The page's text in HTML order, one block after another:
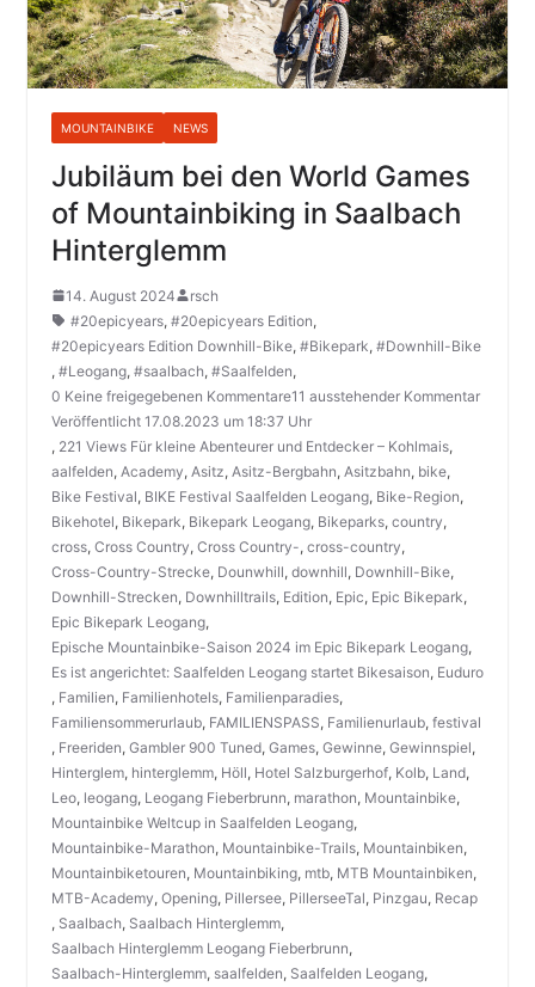
MOUNTAINBIKE NEWS
Jubiläum bei den World Games
of Mountainbiking in Saalbach
Hinterglemm
14. August 2024
rsch
#20epicyears, #20epicyears Edition,
#20epicyears Edition Downhill-Bike, #Bikepark, #Downhill-Bike
, #Leogang, #saalbach, #Saalfelden,
0 Keine freigegebenen Kommentare11 ausstehender Kommentar
Veröffentlicht 17.08.2023 um 18:37 Uhr
, 221 Views Für kleine Abenteurer und Entdecker – Kohlmais,
aalfelden, Academy, Asitz, Asitz-Bergbahn, Asitzbahn, bike,
Bike Festival, BIKE Festival Saalfelden Leogang, Bike-Region,
Bikehotel, Bikepark, Bikepark Leogang, Bikeparks, country,
cross, Cross Country, Cross Country-, cross-country,
Cross-Country-Strecke, Dounwhill, downhill, Downhill-Bike,
Downhill-Strecken, Downhilltrails, Edition, Epic, Epic Bikepark,
Epic Bikepark Leogang,
Epische Mountainbike-Saison 2024 im Epic Bikepark Leogang,
Es ist angerichtet: Saalfelden Leogang startet Bikesaison, Euduro
, Familien, Familienhotels, Familienparadies,
Familiensommerurlaub, FAMILIENSPASS, Familienurlaub, festival
, Freeriden, Gambler 900 Tuned, Games, Gewinne, Gewinnspiel,
Hinterglem, hinterglemm, Höll, Hotel Salzburgerhof, Kolb, Land,
Leo, leogang, Leogang Fieberbrunn, marathon, Mountainbike,
Mountainbike Weltcup in Saalfelden Leogang,
Mountainbike-Marathon, Mountainbike-Trails, Mountainbiken,
Mountainbiketouren, Mountainbiking, mtb, MTB Mountainbiken,
MTB-Academy, Opening, Pillersee, PillerseeTal, Pinzgau, Recap
, Saalbach, Saalbach Hinterglemm,
Saalbach Hinterglemm Leogang Fieberbrunn,
Saalbach-Hinterglemm, saalfelden, Saalfelden Leogang,